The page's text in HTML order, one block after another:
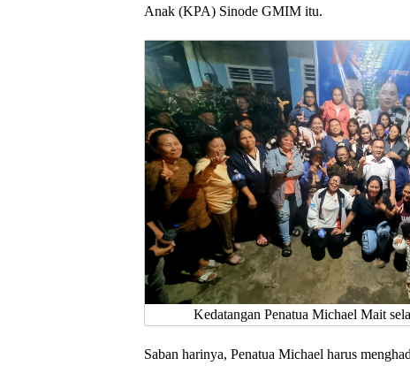
Anak (KPA) Sinode GMIM itu.
Kedatangan Penatua Michael Mait
Saban harinya, Penatua Michael harus